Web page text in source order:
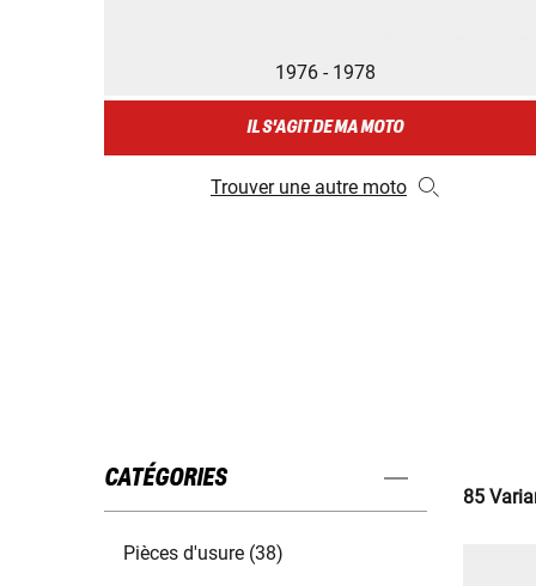
1976 - 1978
IL S'AGIT DE MA MOTO
Trouver une autre moto
CATÉGORIES
Pièces d'usure (38)
85